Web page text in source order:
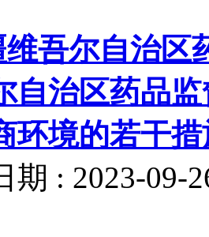
维吾尔自治区
自治区药品
环境的若干
期 : 2023-